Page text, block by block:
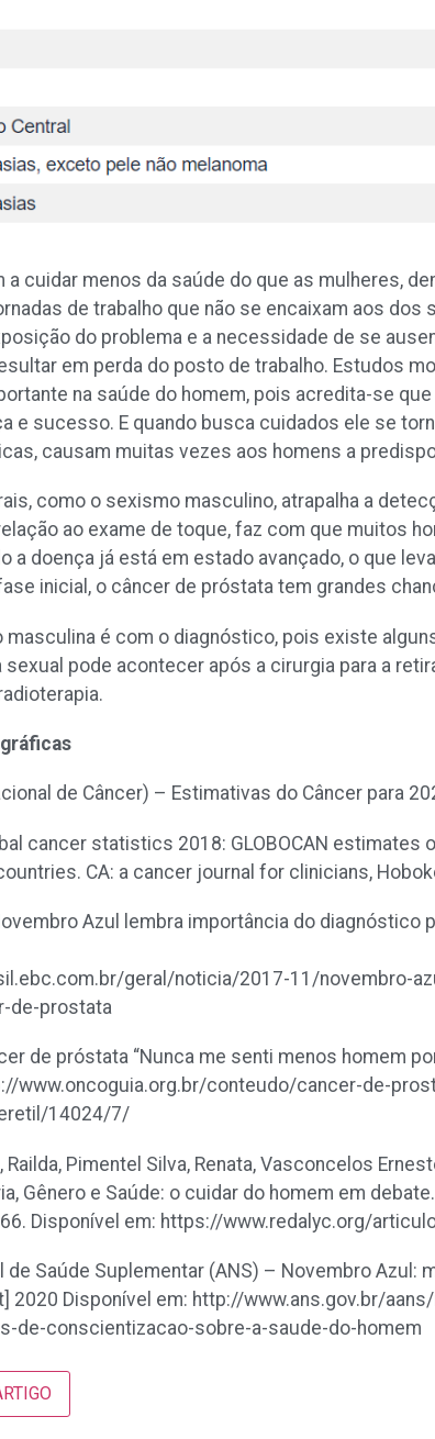
a cuidar menos da saúde do que as mulheres,
de trabalho que não se encaixam aos
do problema e a necessidade de se
em perda do posto de trabalho. Estudos
na saúde do homem, pois acredita-se
e sucesso. E quando busca cuidados ele se
causam muitas vezes aos homens a
como o sexismo masculino, atrapalha a
ao exame de toque, faz com que muitos
a doença já está em estado avançado, o que
inicial, o câncer de próstata tem grandes
masculina é com o diagnóstico, pois existe
pode acontecer após a cirurgia para a
de Câncer) – Estimativas do Câncer para
cancer statistics 2018: GLOBOCAN
CA: a cancer journal for clinicians,
Azul lembra importância do diagnóstico
geral/noticia/2017-11/novembro-
de-prostata
de próstata “Nunca me senti menos homem
www.oncoguia.org.br/conteudo/cancer-de-
14024/7/
Railda, Pimentel Silva, Renata, Vasconcelos
Gênero e Saúde: o cuidar do homem em
Disponível em: https://www.redalyc.org/
de Saúde Suplementar (ANS) – Novembro
2020 Disponível em: http://www.ans.gov.br/
de-conscientizacao-sobre-a-saude-do-homem